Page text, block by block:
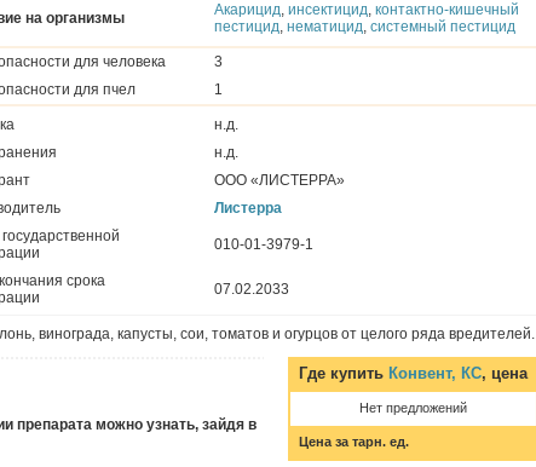
на организмы Акарицид, инсектицид, контактно-кишечный
пестицид, нематицид, системный пестицид
для человека
3
для пчел
1
н.д.
н.д.
ООО «ЛИСТЕРРА»
Листерра
010-01-3979-1
срока
07.02.2033
винограда, капусты, сои, томатов и огурцов от целого ряда вредителей.
Где купить Конвент, КС, цена
Нет предложений
Цена за тарн. ед.
препарата можно узнать, зайдя в